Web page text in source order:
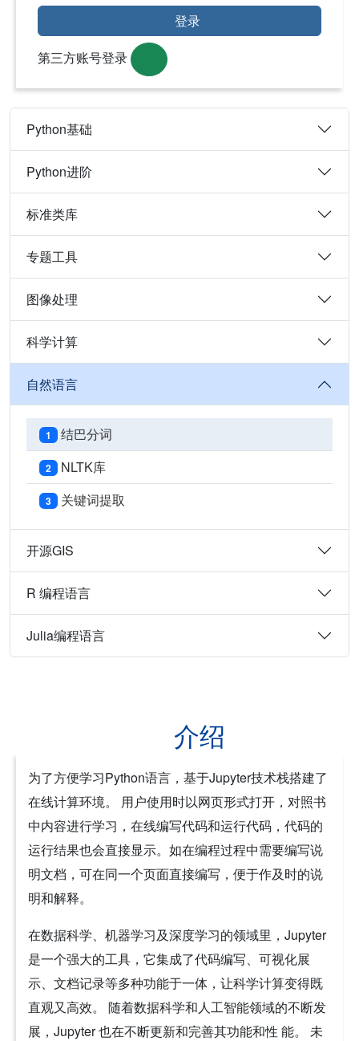
登录
第三方账号登录
Python基础
Python进阶
标准类库
专题工具
图像处理
科学计算
自然语言
1 结巴分词
2 NLTK库
3 关键词提取
开源GIS
R 编程语言
Julia编程语言
介绍
为了方便学习Python语言，基于Jupyter技术栈搭建了
在线计算环境。 用户使用时以网页形式打开，对照书
中内容进行学习，在线编写代码和运行代码，代码的
运行结果也会直接显示。如在编程过程中需要编写说
明文档，可在同一个页面直接编写，便于作及时的说
明和解释。
在数据科学、机器学习及深度学习的领域里，Jupyter
是一个强大的工具，它集成了代码编写、可视化展
示、文档记录等多种功能于一体，让科学计算变得既
直观又高效。 随着数据科学和人工智能领域的不断发
展，Jupyter 也在不断更新和完善其功能和性 能。 未